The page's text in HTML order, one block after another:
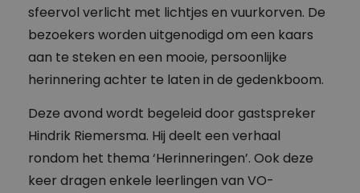
sfeervol verlicht met lichtjes en vuurkorven. De
bezoekers worden uitgenodigd om een kaars
aan te steken en een mooie, persoonlijke
herinnering achter te laten in de gedenkboom.
Deze avond wordt begeleid door gastspreker
Hindrik Riemersma. Hij deelt een verhaal
rondom het thema ‘Herinneringen’. Ook deze
keer dragen enkele leerlingen van VO-